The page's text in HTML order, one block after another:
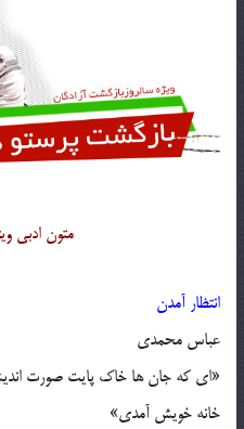
متون ادبی
انتظار آمدن
عباس محمدی
«ای که جان ها خاک پایت صورت
خانه خویش آمدی»